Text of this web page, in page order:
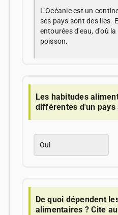
L'Océanie est un
ses pays sont des iles.
entourées d'eau, d'où
poisson.
Les habitudes
différentes d'un pays
Oui
De quoi dépendent
alimentaires ? Cite